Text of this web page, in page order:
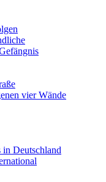
vier Wände
in Deutschland